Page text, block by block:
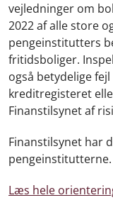
vejledninger om
2022 af alle store
pengeinstitutters
fritidsboliger.
også betydelige
kreditregisteret
Finanstilsynet af
Finanstilsynet har
pengeinstitutterne.
Læs hele